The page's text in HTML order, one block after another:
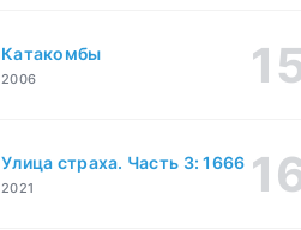
Катакомбы
2006
Улица страха. Часть 3: 1666
2021